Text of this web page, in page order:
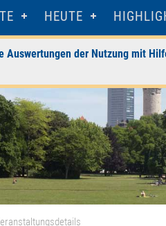
HEUTE
der Nutzung mit